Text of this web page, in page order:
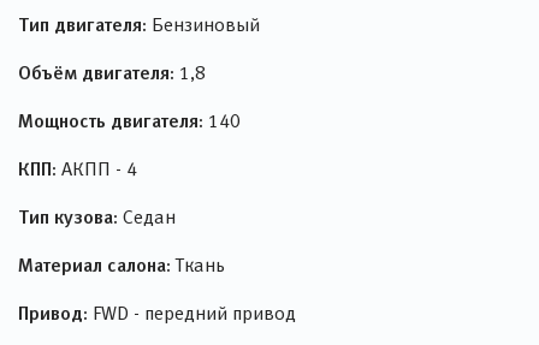
Тип двигателя: Бензиновый
Объём двигателя: 1,8
Мощность двигателя: 140
КПП: АКПП - 4
Тип кузова: Седан
Материал салона: Ткань
Привод: FWD - передний привод